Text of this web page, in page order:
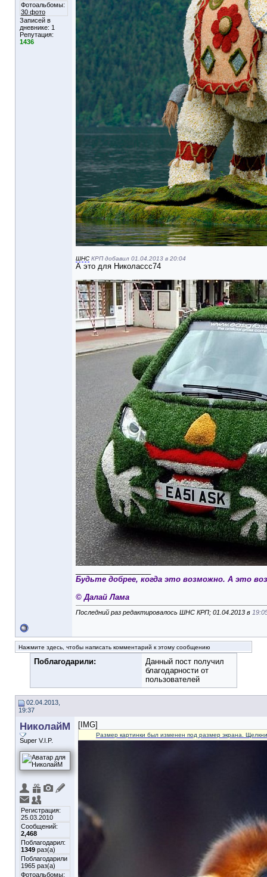
Фотоальбомы:
30 фото
Записей в
дневнике: 1
Репутация:
1436
ШНС КРП добавил 01.04.2013 в 20:04
А это для Николассс74
Будьте добрее, когда это возможно. А это
© Далай Лама
Последний раз редактировалось ШНС КРП; 01.04.2013 в
Нажмите здесь, чтобы написать комментарий к этому сообщению
Поблагодарили:
Данный пост получил
благодарности от
пользователей
02.04.2013,
19:37
НиколайМ
Super V.I.P.
Регистрация:
25.03.2010
Сообщений:
2,468
Поблагодарил:
1349 раз(а)
Поблагодарили
1965 раз(а)
Фотоальбомы:
[IMG]
Размер картинки был изменен под размер экрана.